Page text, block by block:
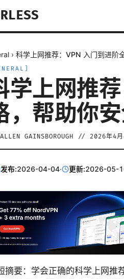
› 科学上网推荐：VPN 入门到进阶
学上网推
，帮助你
GAINSBOROUGH // 2026年4月
发布:2026-04-04· 更新:2026-05-
摘要：学会正确的科学上网推